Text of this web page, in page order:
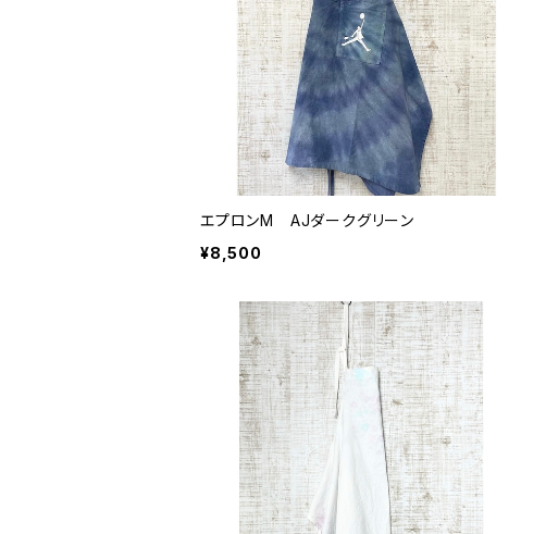
エプロンM AJダークグリーン
¥8,500